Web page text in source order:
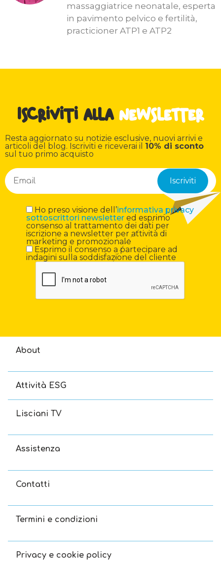
massaggiatrice neonatale, esperta
in pavimento pelvico e fertilità,
practicioner ATP1 e ATP2
Iscriviti alla newsletter
Resta aggiornato su notizie esclusive, nuovi arrivi e
articoli del blog. Iscriviti e riceverai il 10% di sconto
sul tuo primo acquisto
Ho preso visione dell’informativa privacy
sottoscrittori newslettered esprimo
consenso al trattamento dei dati per
iscrizione a newsletter per attività di
marketing e promozionale
Esprimo il consenso a partecipare ad
indagini sulla soddisfazione del cliente
About
Attività ESG
Lisciani TV
Assistenza
Contatti
Termini e condizioni
Privacy e cookie policy